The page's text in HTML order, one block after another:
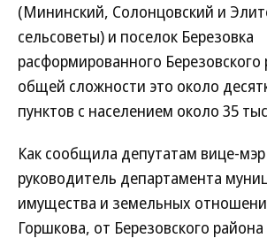
(Мининский, Солонцовский и
сельсоветы) и поселок Березовка
расформированного Березовского
общей сложности это около
пунктов с населением около 35
Как сообщила депутатам вице-
руководитель департамента
имущества и земельных
Горшкова, от Березовского района